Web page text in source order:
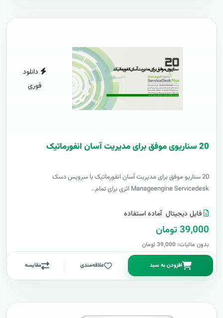
دانلود
فوری
20 سناریوی موفق برای مدیریت آسان انفورماتیک
20 سناریو موفق برای مدیریت آسان انفورماتیک با سرویس دسک
Manageengine Servicedesk اثری برای تمام..
فایل دیجیتال آماده استفاده
39,000 تومان
بدون مالیات: 39,000 تومان
افزودن به سبد علاقه‌مندی مقایسه